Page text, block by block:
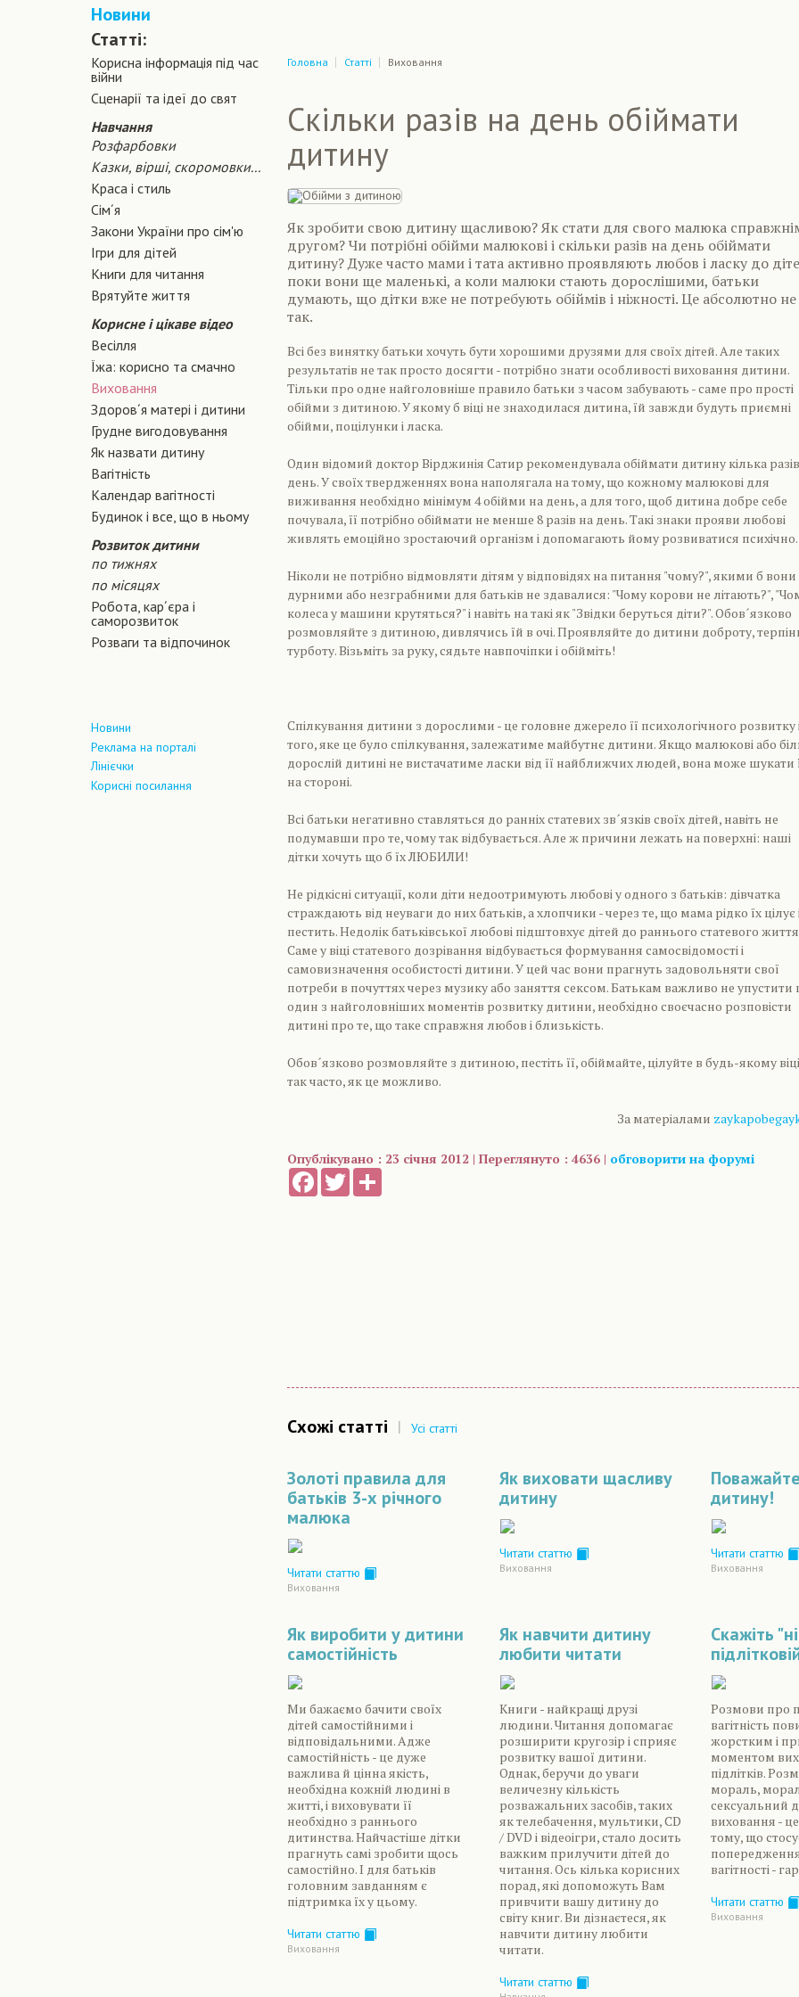
Новини
Статті:
Корисна інформація під час
війни
Сценарiї та iдеї до свят
Навчання
Розфарбовки
Казки, вірші, скоромовки...
Краса і стиль
Сiм´я
Закони України про сiм'ю
Ігри для дітей
Книги для читання
Врятуйте життя
Корисне і цікаве відео
Весілля
Їжа: корисно та смачно
Виховання
Здоров´я матері і дитини
Грудне вигодовування
Як назвати дитину
Вагiтнiсть
Календар вагітності
Будинок і все, що в ньому
Розвиток дитини
по тижнях
по місяцях
Робота, кар´єра і
саморозвиток
Розваги та відпочинок
Новини
Реклама на порталі
Лінієчки
Корисні посилання
Головна Статті Виховання
Скільки разів на день обіймати
дитину
Як зробити свою дитину щасливою? Як стати для свого малюка
другом? Чи потрібні обійми малюкові і скільки разів на день обіймати
дитину? Дуже часто мами і тата активно проявляють любов і ласку до
поки вони ще маленькі, а коли малюки стають дорослішими, батьки
думають, що дітки вже не потребують обіймів і ніжності. Це абсолютно не
так.
Всі без винятку батьки хочуть бути хорошими друзями для своїх дітей. Але таких
результатів не так просто досягти - потрібно знати особливості виховання дитини.
Тільки про одне найголовніше правило батьки з часом забувають - саме про прості
обійми з дитиною. У якому б віці не знаходилася дитина, їй завжди будуть приємні
обійми, поцілунки і ласка.
Один відомий доктор Вірджинія Сатир рекомендувала обіймати дитину кілька
день. У своїх твердженнях вона наполягала на тому, що кожному малюкові для
виживання необхідно мінімум 4 обійми на день, а для того, щоб дитина добре себе
почувала, її потрібно обіймати не менше 8 разів на день. Такі знаки прояви любові
живлять емоційно зростаючий організм і допомагають йому розвиватися психічно.
Ніколи не потрібно відмовляти дітям у відповідях на питання "чому?", якими б вони
дурними або незграбними для батьків не здавалися: "Чому корови не літають?",
колеса у машини крутяться?" і навіть на такі як "Звідки беруться діти?". Обов´язково
розмовляйте з дитиною, дивлячись їй в очі. Проявляйте до дитини доброту,
турботу. Візьміть за руку, сядьте навпочіпки і обійміть!
Спілкування дитини з дорослими - це головне джерело її психологічного розвитку
того, яке це було спілкування, залежатиме майбутнє дитини. Якщо малюкові або
дорослій дитині не вистачатиме ласки від її найближчих людей, вона може шукати
на стороні.
Всі батьки негативно ставляться до ранніх статевих зв´язків своїх дітей, навіть не
подумавши про те, чому так відбувається. Але ж причини лежать на поверхні: наші
дітки хочуть що б їх ЛЮБИЛИ!
Не рідкісні ситуації, коли діти недоотримують любові у одного з батьків: дівчатка
страждають від неуваги до них батьків, а хлопчики - через те, що мама рідко їх цілує
пестить. Недолік батьківської любові підштовхує дітей до раннього статевого
Саме у віці статевого дозрівання відбувається формування самосвідомості і
самовизначення особистості дитини. У цей час вони прагнуть задовольняти свої
потреби в почуттях через музику або заняття сексом. Батькам важливо не упустити
один з найголовніших моментів розвитку дитини, необхідно своєчасно розповісти
дитині про те, що таке справжня любов і близькість.
Обов´язково розмовляйте з дитиною, пестіть її, обіймайте, цілуйте в будь-якому віці
так часто, як це можливо.
За матеріалами
Опублікувано : 23 січня 2012 | Переглянуто : 4636 | обговорити на форумі
FacebookTwitter
Схожі статті | Усі статті
Золоті правила для
батьків 3-х річного
малюка
Читати статтю
Виховання
Як виховати щасливу
дитину
Читати статтю
Виховання
дитину!
Читати статтю
Виховання
Як виробити у дитини
самостійність
Ми бажаємо бачити своїх
дітей самостійними і
відповідальними. Адже
самостійність - це дуже
важлива й цінна якість,
необхідна кожній людині в
житті, і виховувати її
необхідно з раннього
дитинства. Найчастіше дітки
прагнуть самі зробити щось
самостійно. І для батьків
головним завданням є
підтримка їх у цьому.
Читати статтю
Виховання
Як навчити дитину
любити читати
Книги - найкращі друзі
людини. Читання допомагає
розширити кругозір і сприяє
розвитку вашої дитини.
Однак, беручи до уваги
величезну кількість
розважальних засобів, таких
як телебачення, мультики, СD
/ DVD і відеоігри, стало досить
важким прилучити дітей до
читання. Ось кілька корисних
порад, які допоможуть Вам
привчити вашу дитину до
світу книг. Ви дізнаєтеся, як
навчити дитину любити
читати.
Читати статтю
Скажіть
Розмови про
вагітність
жорстким і
моментом
підлітків.
мораль,
сексуальний
виховання -
тому, що
попередження
вагітності -
Читати статтю
Виховання